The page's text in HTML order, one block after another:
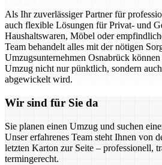
Als Ihr zuverlässiger Partner für
auch flexible Lösungen für Privat- und
Haushaltswaren, Möbel oder
Team behandelt alles mit der nötigen
Umzugsunternehmen Osnabrück
Umzug nicht nur pünktlich, sondern
abgewickelt wird.
Wir sind für Sie da
Sie planen einen Umzug und suchen
Unser erfahrenes Team steht Ihnen von
letzten Karton zur Seite – professionell,
termingerecht.